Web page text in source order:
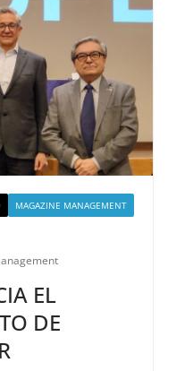
MAGAZINE MANAGEMENT
EL
DE